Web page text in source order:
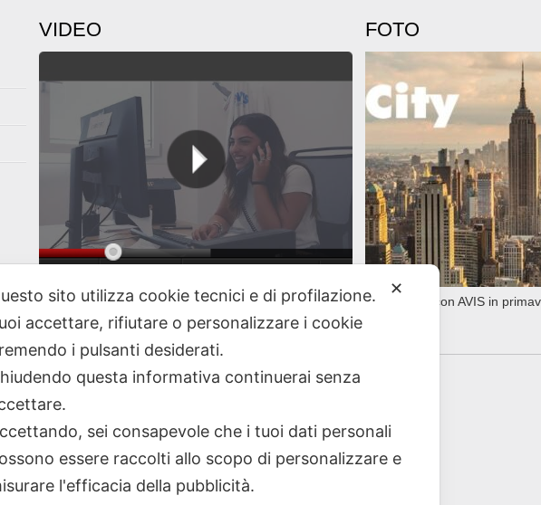
VIDEO
Vai al nostro canale Youtube
FOTO
A New York con AVIS in
✕
sito utilizza cookie tecnici e di profilazione.
accettare, rifiutare o personalizzare i cookie
i pulsanti desiderati.
questa informativa continuerai senza
sei consapevole che i tuoi dati personali
essere raccolti allo scopo di personalizzare e
l'efficacia della pubblicità.